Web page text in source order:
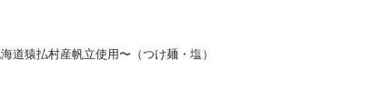
道猿払村産帆立使用〜（つけ麺・塩）